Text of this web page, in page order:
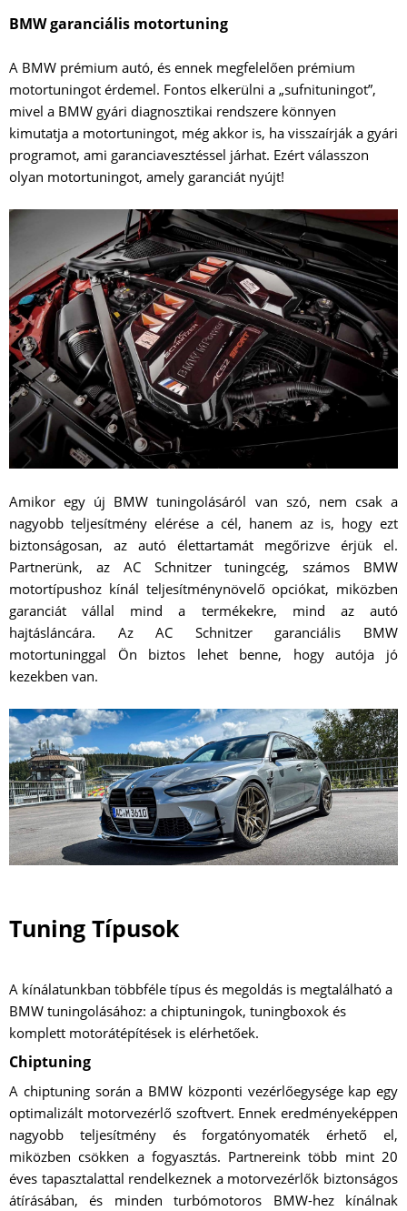
BMW garanciális motortuning
A BMW prémium autó, és ennek megfelelően prémium
motortuningot érdemel. Fontos elkerülni a „sufnituningot”,
mivel a BMW gyári diagnosztikai rendszere könnyen
kimutatja a motortuningot, még akkor is, ha visszaírják a gyári
programot, ami garanciavesztéssel járhat. Ezért válasszon
olyan motortuningot, amely garanciát nyújt!
Amikor egy új BMW tuningolásáról van szó, nem csak a
nagyobb teljesítmény elérése a cél, hanem az is, hogy ezt
biztonságosan, az autó élettartamát megőrizve érjük el.
Partnerünk, az AC Schnitzer tuningcég, számos BMW
motortípushoz kínál teljesítménynövelő opciókat, miközben
garanciát vállal mind a termékekre, mind az autó
hajtásláncára. Az AC Schnitzer garanciális BMW
motortuninggal Ön biztos lehet benne, hogy autója jó
kezekben van.
Tuning Típusok
A kínálatunkban többféle típus és megoldás is megtalálható a
BMW tuningolásához: a chiptuningok, tuningboxok és
komplett motorátépítések is elérhetőek.
Chiptuning
A chiptuning során a BMW központi vezérlőegysége kap egy
optimalizált motorvezérlő szoftvert. Ennek eredményeképpen
nagyobb teljesítmény és forgatónyomaték érhető el,
miközben csökken a fogyasztás. Partnereink több mint 20
éves tapasztalattal rendelkeznek a motorvezérlők biztonságos
átírásában, és minden turbómotoros BMW-hez kínálnak